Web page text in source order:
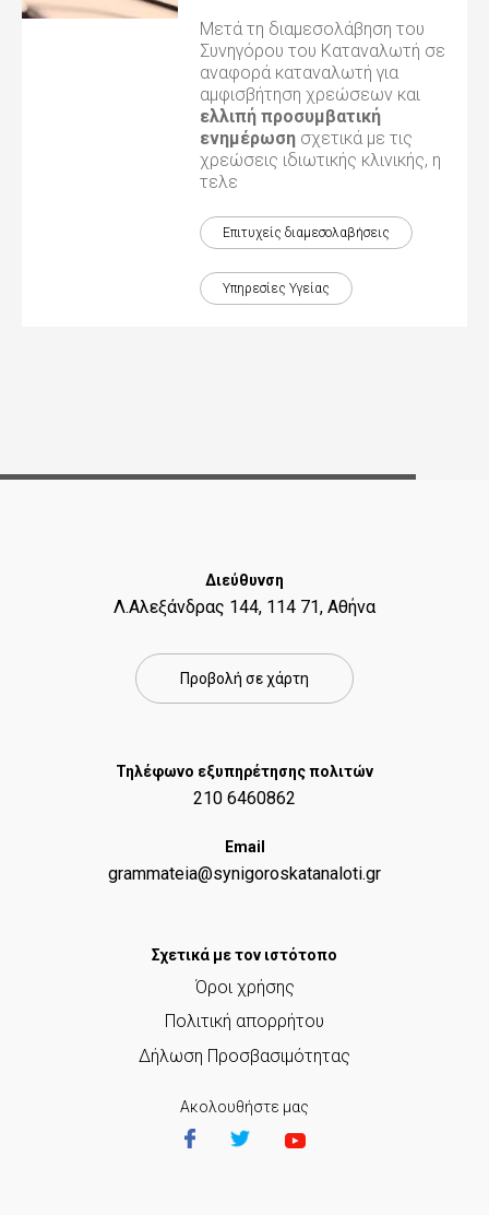
Μετά τη διαμεσολάβηση του
Συνηγόρου του Καταναλωτή σε
αναφορά καταναλωτή για
αμφισβήτηση χρεώσεων και
ελλιπή προσυμβατική
ενημέρωση σχετικά με τις
χρεώσεις ιδιωτικής κλινικής, η
τελε
Επιτυχείς διαμεσολαβήσεις
Υπηρεσίες Υγείας
Διεύθυνση
Λ.Αλεξάνδρας 144, 114 71, Αθήνα
Προβολή σε χάρτη
Τηλέφωνο εξυπηρέτησης πολιτών
210 6460862
Email
grammateia@synigoroskatanaloti.gr
Σχετικά με τον ιστότοπο
Όροι χρήσης
Πολιτική απορρήτου
Δήλωση Προσβασιμότητας
Ακολουθήστε μας